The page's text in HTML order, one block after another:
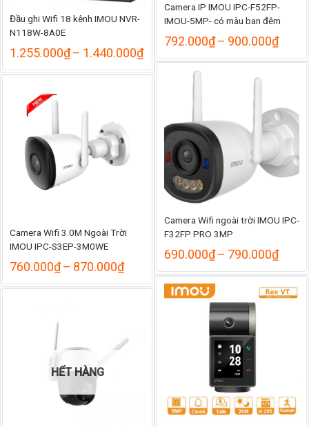
Camera IP IMOU IPC-F52FP-
IMOU-5MP- có màu ban đêm
792.000₫– 900.000₫
từ
Đầu ghi Wifi 18 kênh IMOU NVR-
N118W-8A0E
1.255.000₫– 1.440.000₫Khoảng
giá:
từ
Camera Wifi ngoài trời IMOU IPC-
F32FP PRO 3MP
690.000₫– 790.000₫
từ
đến
Camera Wifi 3.0M Ngoài Trời
IMOU IPC-S3EP-3M0WE
760.000₫– 870.000₫Khoảng
từ
760.000₫
HẾT HÀNG